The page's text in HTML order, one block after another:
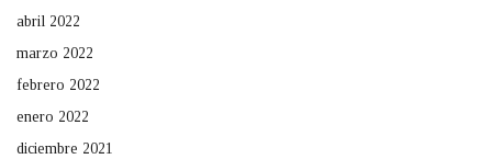
abril 2022
marzo 2022
febrero 2022
enero 2022
diciembre 2021